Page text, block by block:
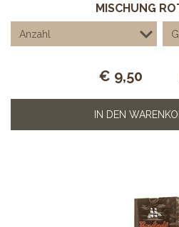
MISCHUNG
€ 9,50
IN DEN